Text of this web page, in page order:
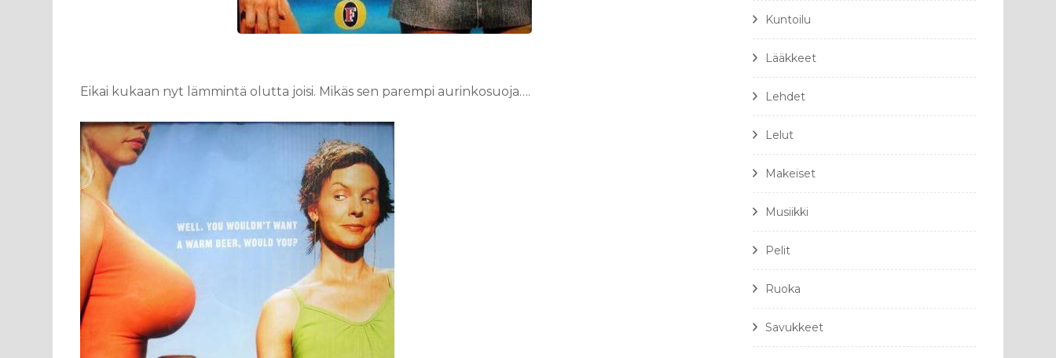
Eikai kukaan nyt lämmintä olutta joisi. Mikäs sen parempi aurinkosuoja….
Kuntoilu
Lääkkeet
Lehdet
Lelut
Makeiset
Musiikki
Pelit
Ruoka
Savukkeet